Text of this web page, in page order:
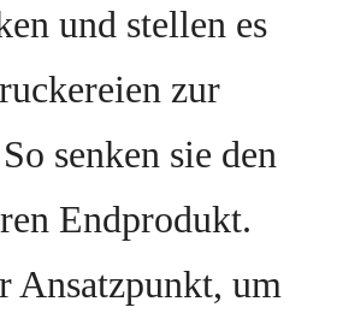
und stellen es
zur
senken sie den
Endprodukt.
Ansatzpunkt, um